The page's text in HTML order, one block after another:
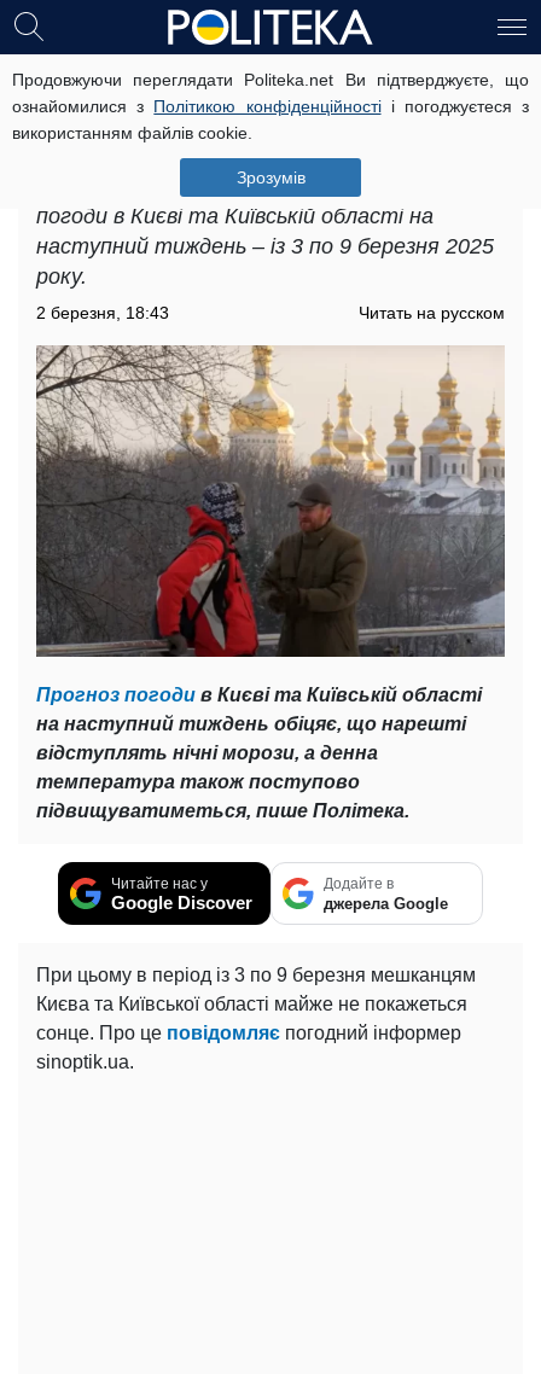
Продовжуючи переглядати Politeka.net Ви підтверджуєте, що
ознайомилися з Політикою конфіденційностіі погоджуєтеся з
використанням файлів cookie.
Зрозумів
Прогноз погоди у Києві та Київській
області з 3 по 9 березня: чим здивує
перший тиждень березня
Нижче ви можете переглянути прогноз
погоди в Києві та Київській області на
наступний тиждень – із 3 по 9 березня 2025
року.
2 березня, 18:43 Читать на русском
Прогноз погоди в Києві та Київській області
на наступний тиждень обіцяє, що нарешті
відступлять нічні морози, а денна
температура також поступово
підвищуватиметься, пише Політека.
Читайте нас у
Google Discover
Додайте в
джерела Google
При цьому в період із 3 по 9 березня мешканцям
Києва та Київської області майже не покажеться
сонце. Про це повідомляє погодний інформер
sinoptik.ua.